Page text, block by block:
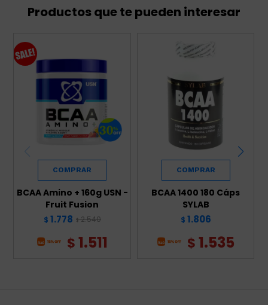
Productos que te pueden interesar
BCAA Amino + 160g USN -
Fruit Fusion
$ 1.778 $ 2.540
$1.511
BCAA 1400 180 Cáps
SYLAB
$ 1.806
$1.535